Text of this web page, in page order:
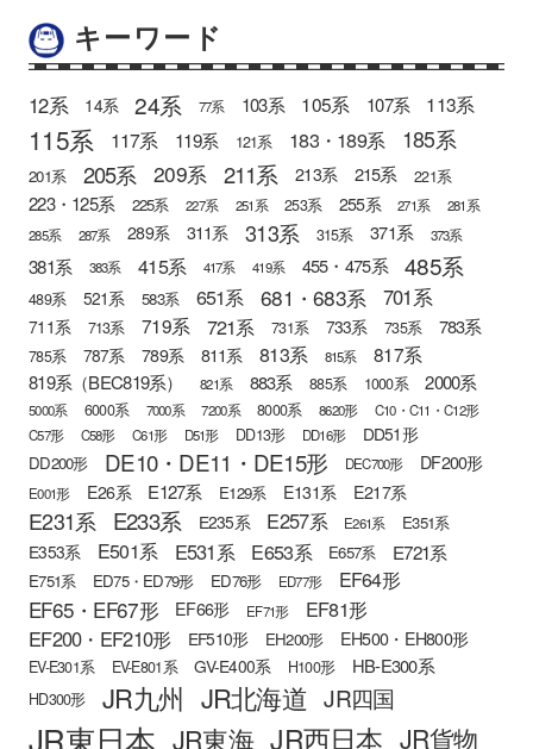
キーワード
12系 14系 24系 77系 103系 105系 107系 113系
115系 117系 119系 121系 183・189系 185系
201系 205系 209系 211系 213系 215系 221系
223・125系 225系 227系 251系 253系 255系 271系
281系
285系
287系 289系 311系 313系 315系 371系 373系
381系 383系 415系 417系 419系 455・475系 485系
489系 521系 583系 651系 681・683系 701系
711系 713系 719系 721系 731系 733系 735系 783系
785系 787系 789系 811系 813系 815系 817系
819系（BEC819系） 821系 883系 885系 1000系 2000系
5000系 6000系 7000系 7200系 8000系 8620形
C10・C11・C12形
C57形
C58形 C61形 D51形 DD13形 DD16形 DD51形
DD200形 DE10・DE11・DE15形 DEC700形 DF200形
E001形 E26系 E127系 E129系 E131系 E217系
E231系 E233系 E235系 E257系 E261系 E351系
E353系 E501系 E531系 E653系 E657系 E721系
E751系 ED75・ED79形 ED76形 ED77形 EF64形
EF65・EF67形 EF66形 EF71形
EF81形
EF200・EF210形
EF510形 EH200形 EH500・EH800形
EV-E301系 EV-E801系 GV-E400系 H100形 HB-E300系
HD300形 JR九州 JR北海道 JR四国
JR東日本 JR東海 JR西日本 JR貨物